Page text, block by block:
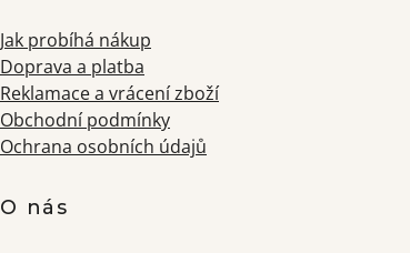
Jak probíhá nákup
Doprava a platba
Reklamace a vrácení zboží
Obchodní podmínky
Ochrana osobních údajů
O nás